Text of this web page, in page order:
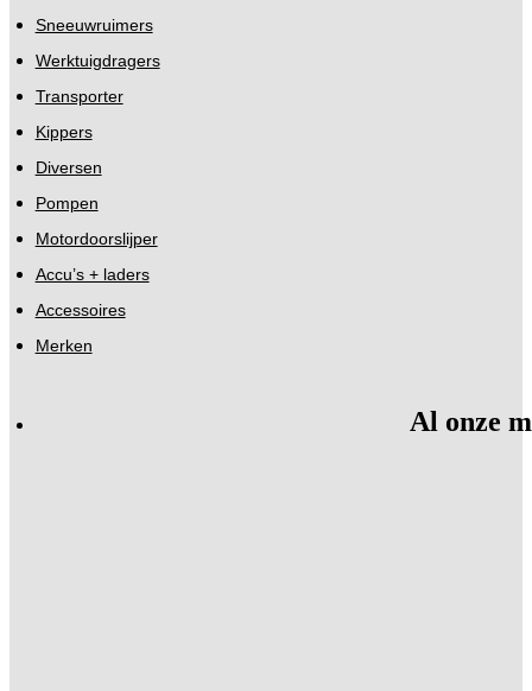
Sneeuwruimers
Werktuigdragers
Transporter
Kippers
Diversen
Pompen
Motordoorslijper
Accu’s + laders
Accessoires
Merken
Al onze